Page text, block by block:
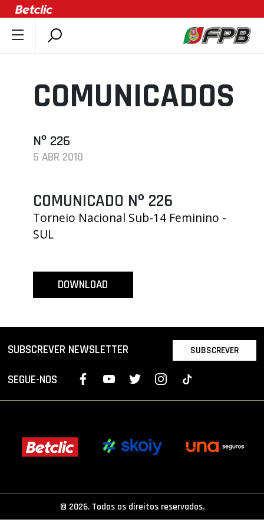
DOCUMENTOS
ÚLTIMAS
ASSOCIAÇÕES
CLUBES
AGENDA
SELEÇÕES
MINIBASQUETE
PROJETOS
LIGA BETCLIC FEMININA
COMUNICADOS
Nº 226
5 ABR 2010
COMUNICADO Nº 226
Torneio Nacional Sub-14 Feminino -
SUL
DOWNLOAD
SUBSCREVER NEWSLETTER SUBSCREVER
SEGUE-NOS
© 2026. Todos os direitos reservados.